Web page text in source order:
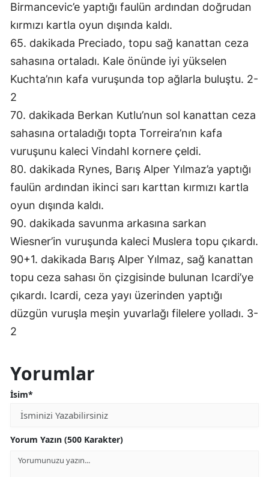
Birmancevic’e yaptığı faulün ardından doğrudan
kırmızı kartla oyun dışında kaldı.
65. dakikada Preciado, topu sağ kanattan ceza
sahasına ortaladı. Kale önünde iyi yükselen
Kuchta’nın kafa vuruşunda top ağlarla buluştu. 2-
2
70. dakikada Berkan Kutlu’nun sol kanattan ceza
sahasına ortaladığı topta Torreira’nın kafa
vuruşunu kaleci Vindahl kornere çeldi.
80. dakikada Rynes, Barış Alper Yılmaz’a yaptığı
faulün ardından ikinci sarı karttan kırmızı kartla
oyun dışında kaldı.
90. dakikada savunma arkasına sarkan
Wiesner’in vuruşunda kaleci Muslera topu çıkardı.
90+1. dakikada Barış Alper Yılmaz, sağ kanattan
topu ceza sahası ön çizgisinde bulunan Icardi’ye
çıkardı. Icardi, ceza yayı üzerinden yaptığı
düzgün vuruşla meşin yuvarlağı filelere yolladı. 3-
2
Yorumlar
İsim*
Yorum Yazın (500 Karakter)